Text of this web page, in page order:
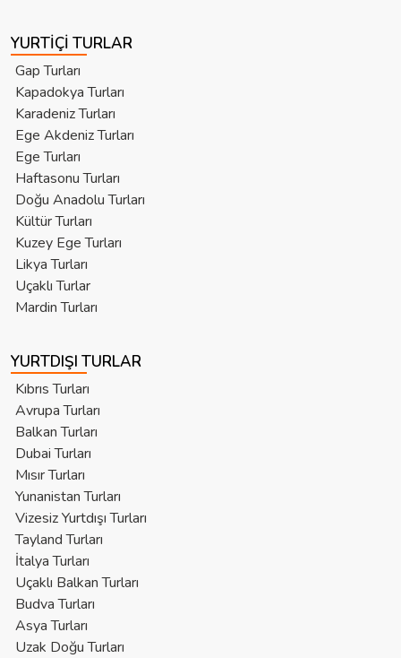
YURTIÇI TURLAR
Gap Turları
Kapadokya Turları
Karadeniz Turları
Ege Akdeniz Turları
Ege Turları
Haftasonu Turları
Doğu Anadolu Turları
Kültür Turları
Kuzey Ege Turları
Likya Turları
Uçaklı Turlar
Mardin Turları
YURTDIŞI TURLAR
Kıbrıs Turları
Avrupa Turları
Balkan Turları
Dubai Turları
Mısır Turları
Yunanistan Turları
Vizesiz Yurtdışı Turları
Tayland Turları
İtalya Turları
Uçaklı Balkan Turları
Budva Turları
Asya Turları
Uzak Doğu Turları